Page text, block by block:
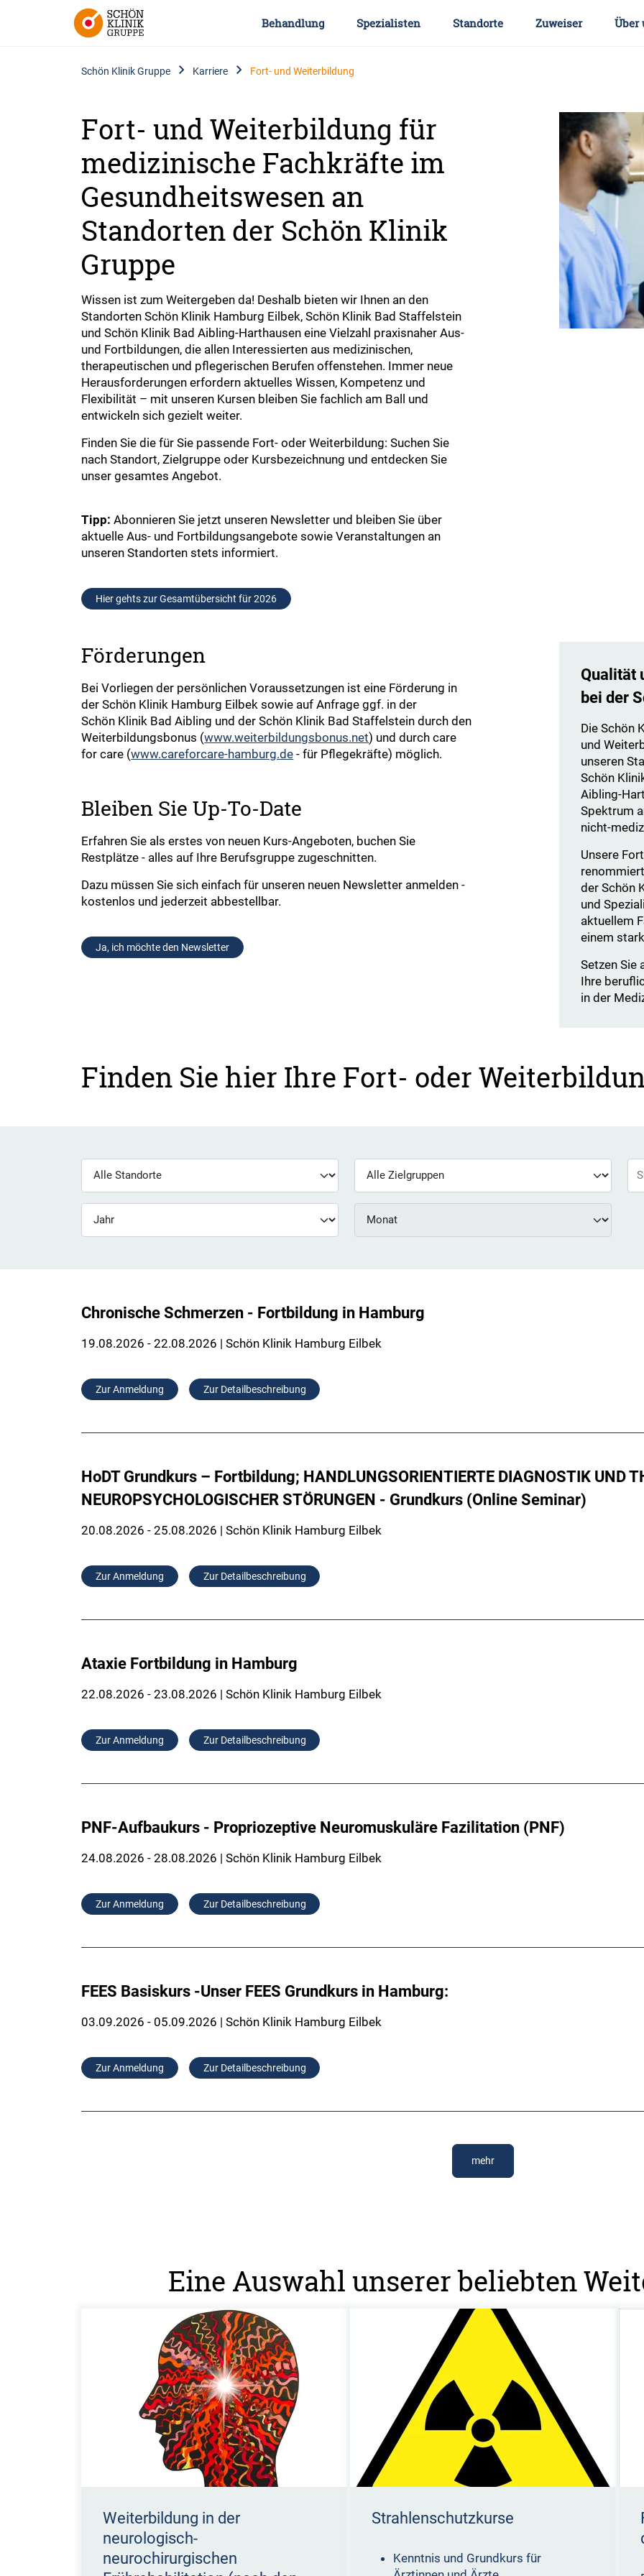
Behandlung Spezialisten Standorte Zuweiser Über
Schön Klinik Gruppe Karriere Fort- und Weiterbildung
Fort- und Weiterbildung für
medizinische Fachkräfte im
Gesundheitswesen an
Standorten der Schön Klinik
Gruppe
Wissen ist zum Weitergeben da! Deshalb bieten wir Ihnen an den
Standorten Schön Klinik Hamburg Eilbek, Schön Klinik Bad Staffelstein
und Schön Klinik Bad Aibling-Harthausen eine Vielzahl praxisnaher Aus-
und Fortbildungen, die allen Interessierten aus medizinischen,
therapeutischen und pflegerischen Berufen offenstehen. Immer neue
Herausforderungen erfordern aktuelles Wissen, Kompetenz und
Flexibilität – mit unseren Kursen bleiben Sie fachlich am Ball und
entwickeln sich gezielt weiter.
Finden Sie die für Sie passende Fort- oder Weiterbildung: Suchen Sie
nach Standort, Zielgruppe oder Kursbezeichnung und entdecken Sie
unser gesamtes Angebot.
Tipp:Abonnieren Sie jetzt unseren Newsletter und bleiben Sie über
aktuelle Aus- und Fortbildungsangebote sowie Veranstaltungen an
unseren Standorten stets informiert.
Hier gehts zur Gesamtübersicht für 2026
Förderungen
Bei Vorliegen der persönlichen Voraussetzungen ist eine Förderung in
der Schön Klinik Hamburg Eilbek sowie auf Anfrage ggf. in der
Schön Klinik Bad Aibling und der Schön Klinik Bad Staffelstein durch den
Weiterbildungsbonus (www.weiterbildungsbonus.net) und durch care
for care (www.careforcare-hamburg.de - für Pflegekräfte) möglich.
Bleiben Sie Up-To-Date
Erfahren Sie als erstes von neuen Kurs-Angeboten, buchen Sie
Restplätze - alles auf Ihre Berufsgruppe zugeschnitten.
Dazu müssen Sie sich einfach für unseren neuen Newsletter anmelden -
kostenlos und jederzeit abbestellbar.
Ja, ich möchte den Newsletter
Qualität
bei der
Die Schön
und
unseren
Schön
Aibling-
Spektrum
nicht-
Unsere
der Schön
und
aktuellem
einem
Setzen Sie
Ihre
in der
Finden Sie hier Ihre Fort- oder
Chronische Schmerzen - Fortbildung in Hamburg
19.08.2026 - 22.08.2026 | Schön Klinik Hamburg Eilbek
Zur Anmeldung Zur Detailbeschreibung
HoDT Grundkurs – Fortbildung; HANDLUNGSORIENTIERTE DIAGNOSTIK UND
NEUROPSYCHOLOGISCHER STÖRUNGEN - Grundkurs (Online Seminar)
20.08.2026 - 25.08.2026 | Schön Klinik Hamburg Eilbek
Zur Anmeldung Zur Detailbeschreibung
Ataxie Fortbildung in Hamburg
22.08.2026 - 23.08.2026 | Schön Klinik Hamburg Eilbek
Zur Anmeldung Zur Detailbeschreibung
PNF-Aufbaukurs - Propriozeptive Neuromuskuläre Fazilitation (PNF)
24.08.2026 - 28.08.2026 | Schön Klinik Hamburg Eilbek
Zur Anmeldung Zur Detailbeschreibung
FEES Basiskurs -Unser FEES Grundkurs in Hamburg:
03.09.2026 - 05.09.2026 | Schön Klinik Hamburg Eilbek
Zur Anmeldung Zur Detailbeschreibung
mehr
Eine Auswahl unserer beliebten
Weiterbildung in der
neurologisch-
neurochirurgischen
Strahlenschutzkurse
Kenntnis und Grundkurs für